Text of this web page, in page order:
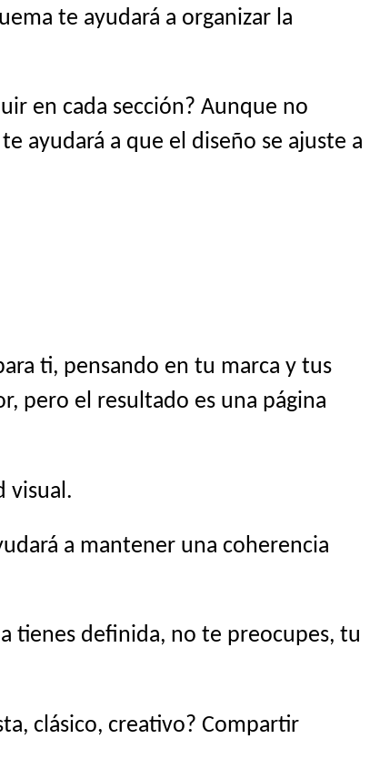
te ayudará a organizar la
en cada sección? Aunque no
ayudará a que el diseño se ajuste a
ti, pensando en tu marca y tus
pero el resultado es una página
visual.
a mantener una coherencia
tienes definida, no te preocupes, tu
clásico, creativo? Compartir